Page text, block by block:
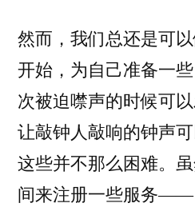
然而，我们总还是可
开始，为自己准备一
次被迫噤声的时候可
让敲钟人敲响的钟声
这些并不那么困难。
间来注册一些服务——